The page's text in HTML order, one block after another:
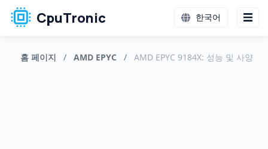
CpuTronic 한국어
홈 페이지 / AMD EPYC / AMD EPYC 9184X: 성능 및 사양